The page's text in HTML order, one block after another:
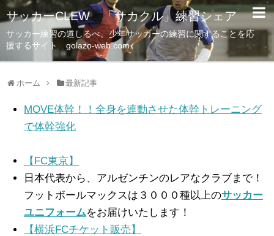
サッカーCLEW 「サカクル」練習シェア
サッカー練習の道しるべ。少年サッカーの練習に関することを応
援するサイト golazo-web.com
ホーム 最新記事
MOVE体幹！！全身を連動させた体幹トレーニング
で体幹強化
【FC東京】
日本代表から、アルゼンチンのレアなクラブまで！
フットボールマックスは３０００種以上のサッカー
ユニフォームをお届けいたします！
【横浜FCチケット販売】